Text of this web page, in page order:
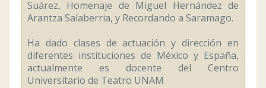
Suárez, Homenaje de Miguel Hernández de
Arantza Salaberria, y Recordando a Saramago.
Ha dado clases de actuación y dirección en
diferentes instituciones de México y España,
actualmente es docente del Centro
Universitario de Teatro UNAM